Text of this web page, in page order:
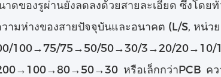
าดของรูผ่านยังลดลงด้วยสายละเอียด ซึ่งโดย
ามห่างของสายปัจจุบันและอนาคต (L/S, หน่ว
100→75/75→50/50→30/3→20/
หรือเล็กกว่าPCB คว